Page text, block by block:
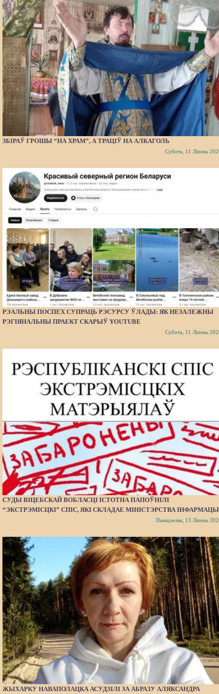
ЗБІРАЎ ГРОШЫ “НА ХРАМ”, А ТРАЦІЎ НА АЛКАГОЛЬ
Субота, 11 Ліпень
РЭАЛЬНЫ ПОСПЕХ СУПРАЦЬ РЭСУРСУ ЎЛАДЫ: ЯК НЕЗАЛЕЖНЫ
РЭГІЯНАЛЬНЫ ПРАЕКТ СКАРЫЎ YOUTUBE
Субота, 11 Ліпень
СУДЫ ВІЦЕБСКАЙ ВОБЛАСЦІ ІСТОТНА ПАПОЎНІЛІ
“ЭКСТРЭМІСЦКІ” СПІС, ЯКІ СКЛАДАЕ МІНІСТЭРСТВА
Панядзелак, 13 Ліпень
ЖЫХАРКУ НАВАПОЛАЦКА АСУДЗІЛІ ЗА АБРАЗУ АЛЯКСАНДРА